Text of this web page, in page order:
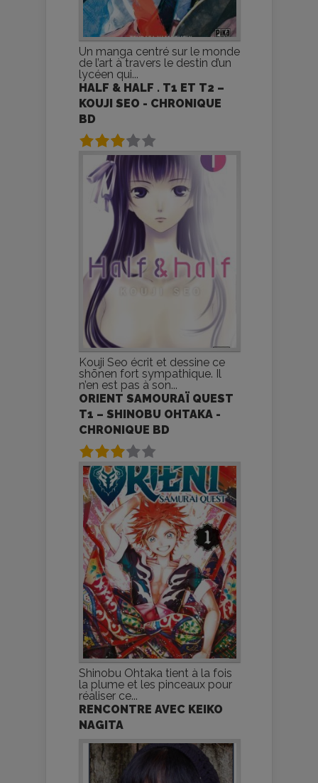
Un manga centré sur le monde
de l’art à travers le destin d’un
lycéen qui...
HALF & HALF . T1 ET T2 –
KOUJI SEO - CHRONIQUE
BD
Kouji Seo écrit et dessine ce
shōnen fort sympathique. Il
n’en est pas à son...
ORIENT SAMOURAÏ QUEST
T1 – SHINOBU OHTAKA -
CHRONIQUE BD
Shinobu Ohtaka tient à la fois
la plume et les pinceaux pour
réaliser ce...
RENCONTRE AVEC KEIKO
NAGITA